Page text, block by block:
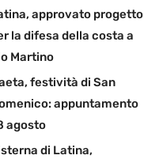
approvato progetto
la difesa della costa a
Martino
festività di San
appuntamento
agosto
di Latina,